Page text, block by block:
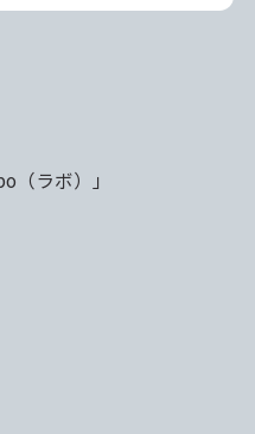
（ラボ）」